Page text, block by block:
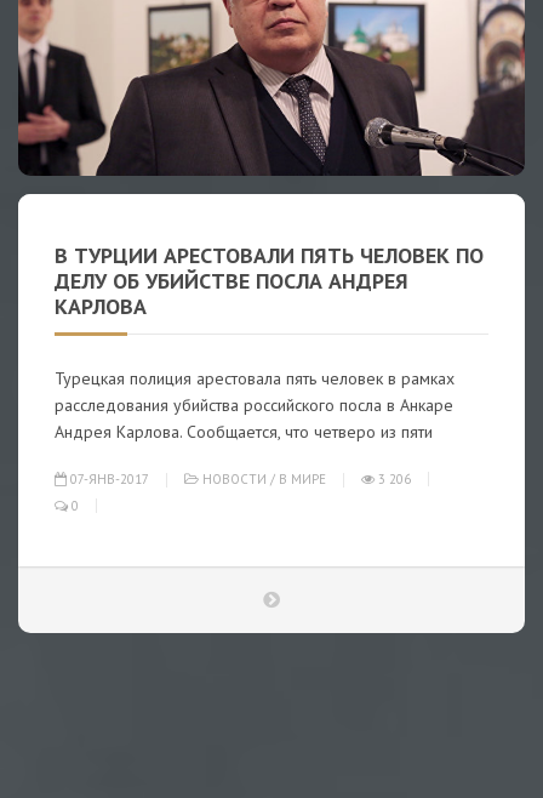
В ТУРЦИИ АРЕСТОВАЛИ ПЯТЬ ЧЕЛОВЕК ПО
ДЕЛУ ОБ УБИЙСТВЕ ПОСЛА АНДРЕЯ
КАРЛОВА
Турецкая полиция арестовала пять человек в рамках
расследования убийства российского посла в Анкаре
Андрея Карлова. Сообщается, что четверо из пяти
07-ЯНВ-2017 НОВОСТИ / В МИРЕ
3 206
0